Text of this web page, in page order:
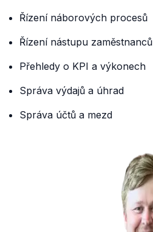
Řízení náborových procesů
Řízení nástupu zaměstnanců
Přehledy o KPI a výkonech
Správa výdajů a úhrad
Správa účtů a mezd